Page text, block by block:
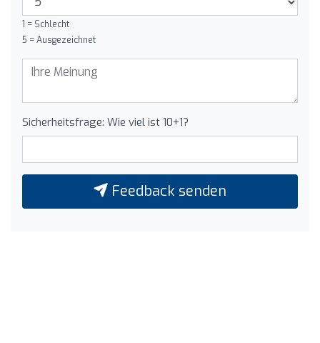
1 = Schlecht
5 = Ausgezeichnet
Sicherheitsfrage: Wie viel ist 10+1?
Feedback senden